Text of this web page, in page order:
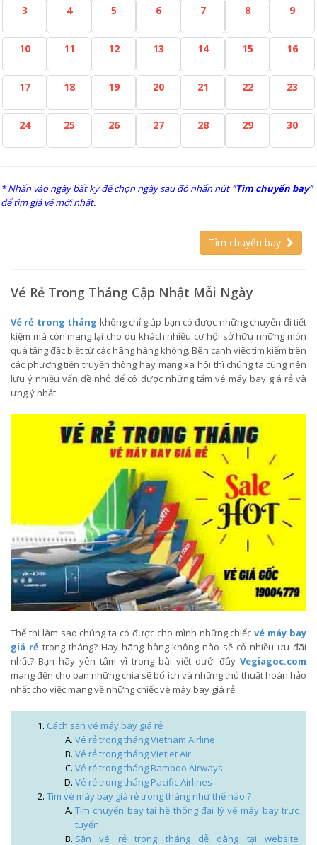
3 4 5 6 7 8 9
10 11 12 13 14 15 16
17 18 19 20 21 22 23
24 25 26 27 28 29 30
* Nhấn vào ngày bất kỳ để chọn ngày sau đó nhấn nút "Tìm chuyến bay"
để tìm giá vé mới nhất.
Tìm chuyến bay
Vé Rẻ Trong Tháng Cập Nhật Mỗi Ngày
Vé rẻ trong tháng không chỉ giúp bạn có được những chuyến đi tiết
kiệm mà còn mang lại cho du khách nhiều cơ hội sở hữu những món
quà tặng đặc biệt từ các hãng hàng không. Bên cạnh việc tìm kiếm trên
các phương tiện truyền thông hay mạng xã hội thì chúng ta cũng nên
lưu ý nhiều vấn đề nhỏ để có được những tấm vé máy bay giá rẻ và
ưng ý nhất.
Thế thì làm sao chúng ta có được cho mình những chiếcvé máy bay
giá rẻ trong tháng? Hay hãng hàng không nào sẽ có nhiều ưu đãi
nhất? Bạn hãy yên tâm vì trong bài viết dưới đây Vegiagoc.com
mang đến cho bạn những chia sẽ bổ ích và những thủ thuật hoàn hảo
nhất cho việc mang về những chiếc vé máy bay giá rẻ.
Cách săn vé máy bay giá rẻ
Vé rẻ trong tháng Vietnam Airline
Vé rẻ trong tháng Vietjet Air
Vé rẻ trong tháng Bamboo Airways
Vé rẻ trong tháng Pacific Airlines
Tìm vé máy bay giá rẻ trong tháng như thế nào ?
Tìm chuyến bay tại hệ thống đại lý vé máy bay trực
tuyến
Săn vé rẻ trong tháng dễ dàng tại website